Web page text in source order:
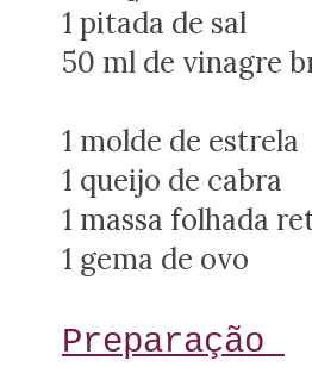
1 pitada de sal
50 ml de vinagre
1 molde de estrela
1 queijo de cabra
1 massa folhada
1 gema de ovo
Preparação